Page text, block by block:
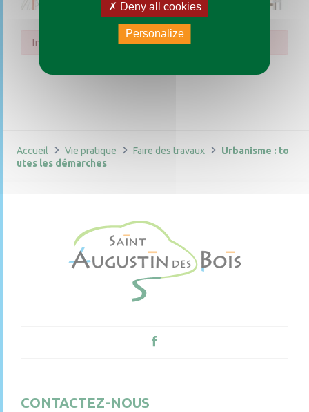
Impossible de trouver la fiche : R54969.xml
Accueil Vie pratique Faire des travaux
Urbanisme : to
utes les démarches
CONTACTEZ-NOUS
Deny all cookies
Personalize